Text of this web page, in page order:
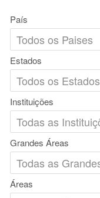
País
Estados
Instituições
Grandes Áreas
Áreas